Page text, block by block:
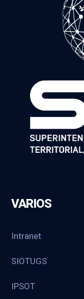
VARIOS
Intranet
SIOTUGS
IPSOT